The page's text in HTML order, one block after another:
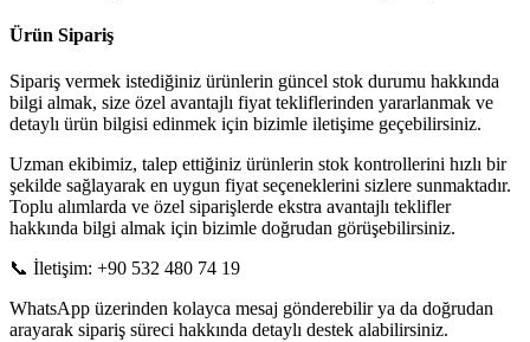
Ürün Sipariş
Sipariş vermek istediğiniz ürünlerin güncel stok durumu hakkında
bilgi almak, size özel avantajlı fiyat tekliflerinden yararlanmak ve
detaylı ürün bilgisi edinmek için bizimle iletişime geçebilirsiniz.
Uzman ekibimiz, talep ettiğiniz ürünlerin stok kontrollerini hızlı bir
şekilde sağlayarak en uygun fiyat seçeneklerini sizlere sunmaktadır.
Toplu alımlarda ve özel siparişlerde ekstra avantajlı teklifler
hakkında bilgi almak için bizimle doğrudan görüşebilirsiniz.
📞 İletişim: +90 532 480 74 19
WhatsApp üzerinden kolayca mesaj gönderebilir ya da doğrudan
arayarak sipariş süreci hakkında detaylı destek alabilirsiniz.